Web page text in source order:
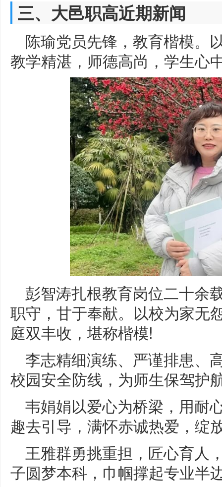
三、大邑职高近期新闻
陈瑜党员先锋，教育楷模。
教学精湛，师德高尚，学生心
彭智涛扎根教育岗位二十余
职守，甘于奉献。以校为家无
庭双丰收，堪称楷模!
李志精细演练、严谨排患、
校园安全防线，为师生保驾护
韦娟娟以爱心为桥梁，用耐
趣去引导，满怀赤诚热爱，绽
王雅群勇挑重担，匠心育人
子圆梦本科，巾帼撑起专业半